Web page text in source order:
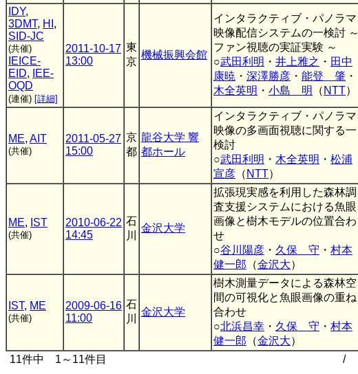
IDY,
3DMT, HI ,
SID-JC
(共催)
IEICE-
EID,
IEE-
OQD
(連催) [詳細]
2011-10-17
13:00
東
京
機械振興会館
インタラクティブ・パノラマ
映像配信システムの一検討 ～
ファン視聴の実証実験 ～
○武田利明 ・ 井上雅之 ・ 田中
康暁 ・ 深澤勝彦 ・ 能登 肇 ・
木全英明 ・ 小島 明 （ NTT）
ME, AIT
(共催)
2011-05-27
15:00
京
都
龍谷大学 響
都ホール
インタラクティブ・パノラマ
映像の多画面視聴に関する一
検討
○武田利明 ・ 木全英明 ・ 松浦
宣彦 （ NTT）
ME, IST
(共催)
2010-06-22
14:45
石
川
金沢大学
拡張現実感を利用した森林調
査支援システムにおける魚眼
画像と樹木モデルの位置合わ
せ
○谷川陽彦 ・ 久保 守 ・ 村本
健一郎 （金沢大）
IST, ME
(共催)
2009-06-16
11:00
石
川
金沢大学
樹木測量データによる森林空
間の可視化と魚眼画像の重ね
合わせ
○北浜昌幸 ・ 久保 守 ・ 村本
健一郎 （金沢大）
11件中 1～11件目 /